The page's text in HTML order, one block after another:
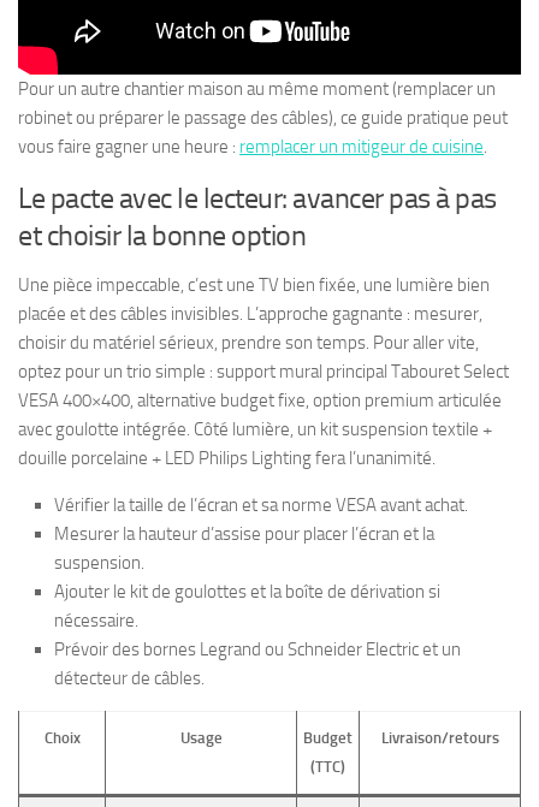
Pour un autre chantier maison au même moment (remplacer un
robinet ou préparer le passage des câbles), ce guide pratique peut
vous faire gagner une heure : remplacer un mitigeur de cuisine.
Le pacte avec le lecteur: avancer pas à pas
et choisir la bonne option
Une pièce impeccable, c’est une TV bien fixée, une lumière bien
placée et des câbles invisibles. L’approche gagnante : mesurer,
choisir du matériel sérieux, prendre son temps. Pour aller vite,
optez pour un trio simple : support mural principal Tabouret Select
VESA 400×400, alternative budget fixe, option premium articulée
avec goulotte intégrée. Côté lumière, un kit suspension textile +
douille porcelaine + LED Philips Lighting fera l’unanimité.
Vérifier la taille de l’écran et sa norme VESA avant achat.
Mesurer la hauteur d’assise pour placer l’écran et la
suspension.
Ajouter le kit de goulottes et la boîte de dérivation si
nécessaire.
Prévoir des bornes Legrand ou Schneider Electric et un
détecteur de câbles.
Choix Usage
Budget
(TTC)
Livraison/retours